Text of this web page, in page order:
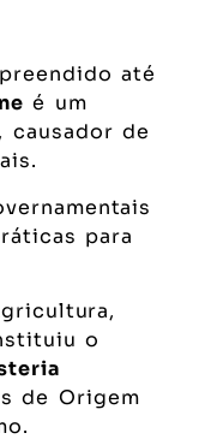
até
é um
causador de
para
o
de Origem